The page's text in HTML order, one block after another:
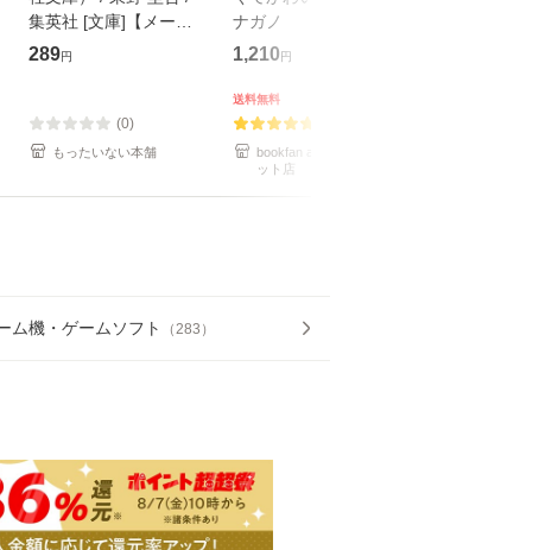
集英社 [文庫]【メール
便送料無料】
289円
(0)
もったいない本舗
ナガノ
1,210 円
送料無料
bookfan au PAY マーケ
ット店
ム機・ゲームソフト （ 283 ）